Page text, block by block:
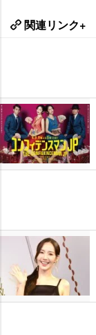
関連リンク+